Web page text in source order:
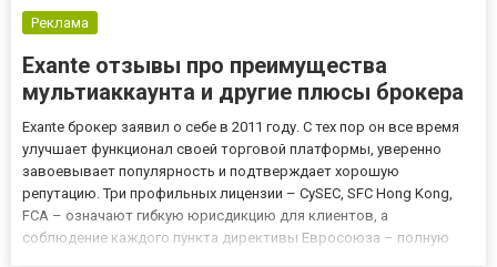
Реклама
Exante отзывы про преимущества
мультиаккаунта и другие плюсы брокера
Exante брокер заявил о себе в 2011 году. С тех пор он все время
улучшает функционал своей торговой платформы, уверенно
завоевывает популярность и подтверждает хорошую
репутацию. Три профильных лицензии – CySEC, SFC Hong Kong,
FCA – означают гибкую юрисдикцию для клиентов, а
соблюдение каждого пункта директивы Евросоюза – полную